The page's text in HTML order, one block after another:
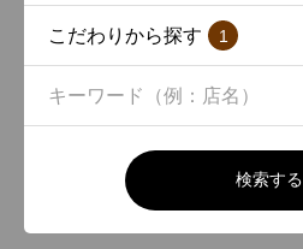
こだわりから探す 1
検索する